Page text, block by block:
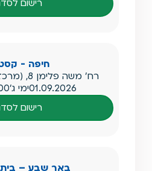
רישום
חיפה -
רח' משה פלימן 8, (מרכז קסטרא), חיפה
01.09.2026ימי ג'
רישום
באר שבע –